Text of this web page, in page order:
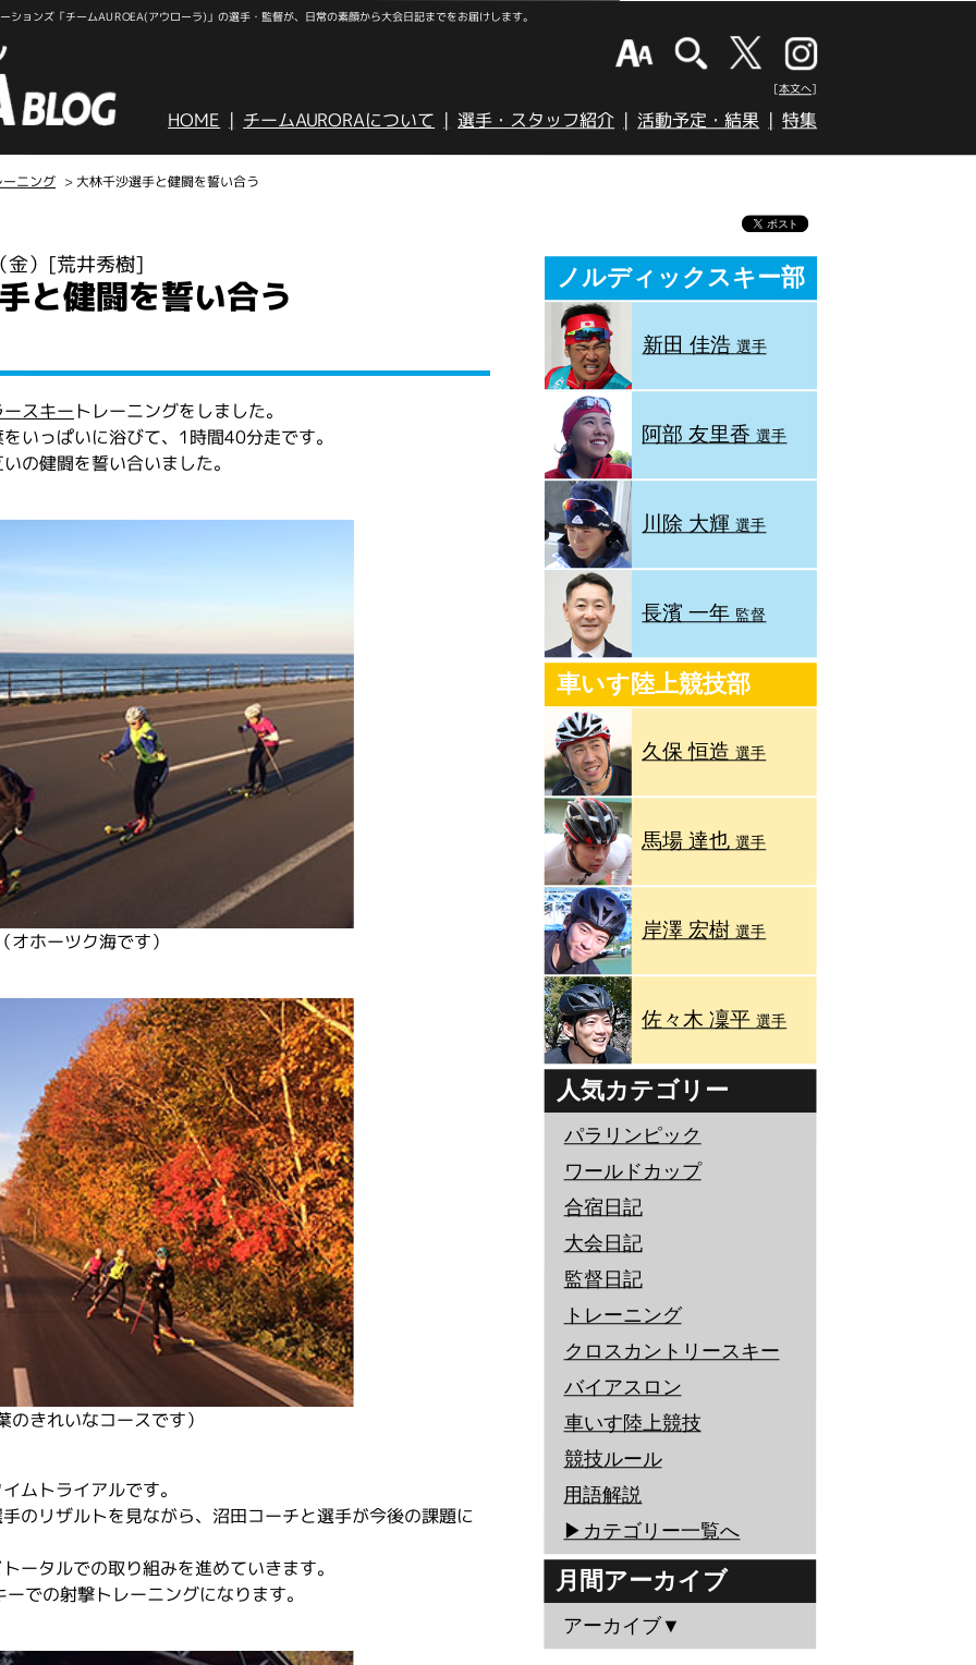
ョンズ「チームAUROEA(アウローラ)」の選手・監督が、日常の素顔から大会日記までをお届けします。
[本文へ]
HOME チームAURORAについて 選手・スタッフ紹介 活動予定・結果 特集
ーニング > 大林千沙選手と健闘を誓い合う
） [荒井秀樹]
と健闘を誓い合う
スキー トレーニングをしました。
いっぱいに浴びて、1時間40分走です。
の健闘を誓い合いました。
オホーツク海です）
のきれいなコースです）
ムトライアルです。
のリザルトを見ながら、沼田コーチと選手が今後の課題に
ータルでの取り組みを進めていきます。
での射撃トレーニングになります。
ノルディックスキー部
新田 佳浩 選手
阿部 友里香選手
川除 大輝選手
長濱 一年 監督
車いす陸上競技部
久保 恒造選手
馬場 達也選手
岸澤 宏樹選手
佐々木 凜平選手
人気カテゴリー
パラリンピック
ワールドカップ
合宿日記
大会日記
監督日記
トレーニング
クロスカントリースキー
バイアスロン
車いす陸上競技
競技ルール
用語解説
▶︎カテゴリー一覧へ
月間アーカイブ
アーカイブ▼